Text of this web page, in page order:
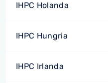
IHPC Holanda
IHPC Hungria
IHPC Irlanda